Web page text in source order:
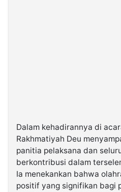
Dalam kehadirannya di
Rakhmatiyah Deu
panitia pelaksana dan
berkontribusi dalam
Ia menekankan bahwa
positif yang signifikan bagi